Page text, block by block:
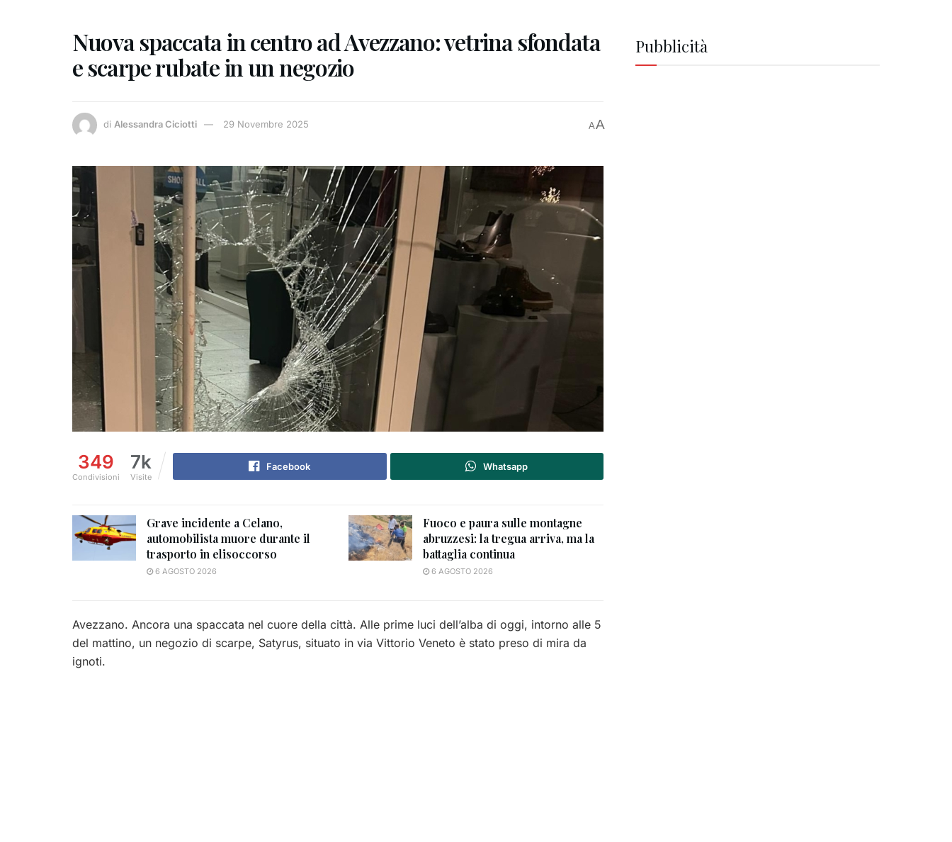
Nuova spaccata in centro ad Avezzano: vetrina sfondata
e scarpe rubate in un negozio
di Alessandra Ciciotti 29 Novembre 2025 AA
349
Condivisioni
7k
Visite
Facebook Whatsapp
Grave incidente a Celano,
automobilista muore durante il
trasporto in elisoccorso
6 AGOSTO 2026
Fuoco e paura sulle montagne
abruzzesi: la tregua arriva, ma la
battaglia continua
6 AGOSTO 2026
Avezzano. Ancora una spaccata nel cuore della città. Alle prime luci dell’alba di oggi, intorno alle 5
del mattino, un negozio di scarpe, Satyrus, situato in via Vittorio Veneto è stato preso di mira da
ignoti.
Pubblicità